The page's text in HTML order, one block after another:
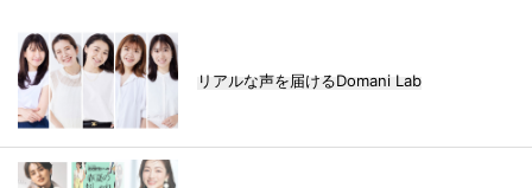
リアルな声を届けるDomani Lab